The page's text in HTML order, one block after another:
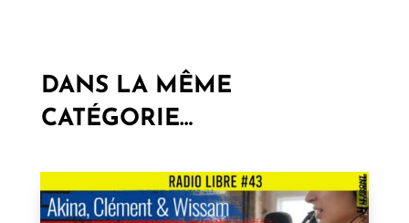
DANS LA MÊME
CATÉGORIE…